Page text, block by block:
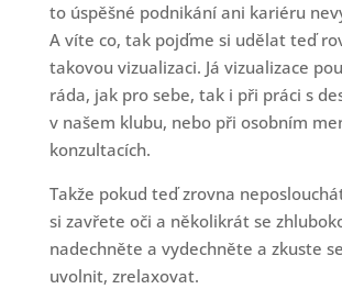
to úspěšné podnikání ani kariéru
A víte co, tak pojďme si udělat teď
takovou vizualizaci. Já vizualizace
ráda, jak pro sebe, tak i při práci s
v našem klubu, nebo při osobním
konzultacích.
Takže pokud teď zrovna
si zavřete oči a několikrát se
nadechněte a vydechněte a zkuste
uvolnit, zrelaxovat.